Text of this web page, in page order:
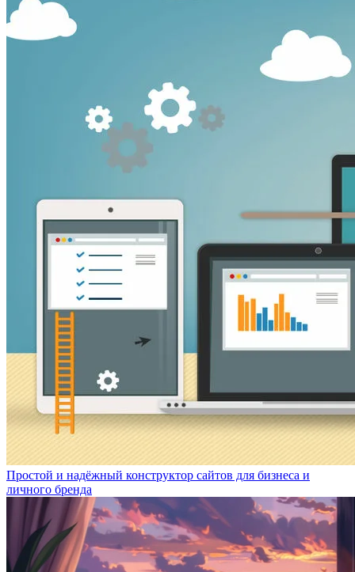
Простой и надёжный конструктор сайтов для бизнеса и
личного бренда